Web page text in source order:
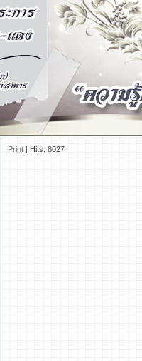
Print | Hits: 8027